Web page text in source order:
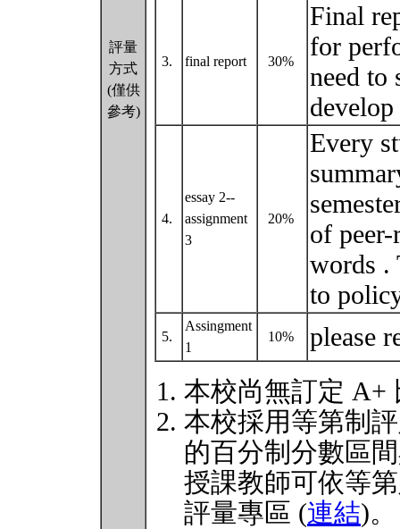
評量
方式
(僅供
參考)
3. final report 30%
Final
for
need to
4.
essay 2--
assignment
3
20%
Every
of
words .
to
5.
Assingment
1
10%
please
本校尚無訂定 A+
本校採用等第制
的百分制分數區
授課教師可依等
評量專區 (連結)。